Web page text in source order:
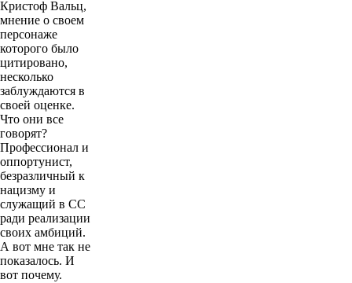
Кристоф Вальц,
мнение о своем
персонаже
которого было
цитировано,
несколько
заблуждаются в
своей оценке.
Что они все
говорят?
Профессионал и
оппортунист,
безразличный к
нацизму и
служащий в СС
ради реализации
своих амбиций.
А вот мне так не
показалось. И
вот почему.